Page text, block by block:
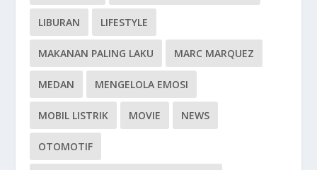
LIBURAN LIFESTYLE
MAKANAN PALING LAKU MARC MARQUEZ
MEDAN MENGELOLA EMOSI
MOBIL LISTRIK MOVIE NEWS
OTOMOTIF